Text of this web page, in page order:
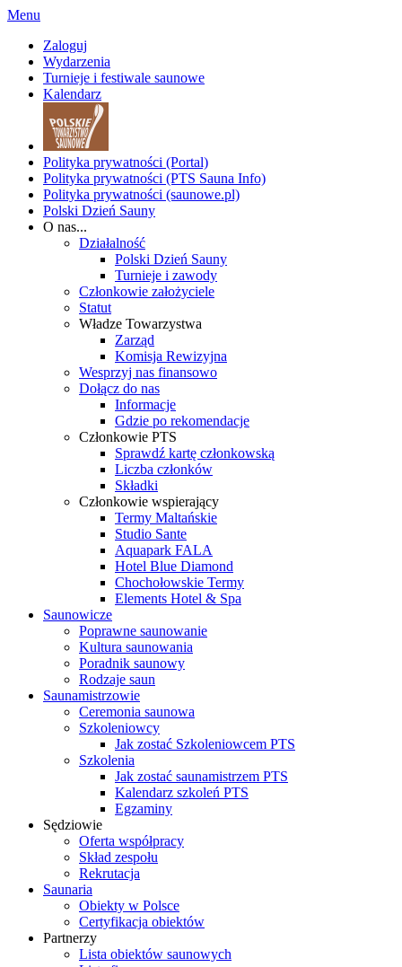
Menu
Zaloguj
Wydarzenia
Turnieje i festiwale saunowe
Kalendarz
Polityka prywatności (Portal)
Polityka prywatności (PTS Sauna Info)
Polityka prywatności (saunowe.pl)
Polski Dzień Sauny
O nas...
Działalność
Polski Dzień Sauny
Turnieje i zawody
Członkowie założyciele
Statut
Władze Towarzystwa
Zarząd
Komisja Rewizyjna
Wesprzyj nas finansowo
Dołącz do nas
Informacje
Gdzie po rekomendacje
Członkowie PTS
Sprawdź kartę członkowską
Liczba członków
Składki
Członkowie wspierający
Termy Maltańskie
Studio Sante
Aquapark FALA
Hotel Blue Diamond
Chochołowskie Termy
Elements Hotel & Spa
Saunowicze
Poprawne saunowanie
Kultura saunowania
Poradnik saunowy
Rodzaje saun
Saunamistrzowie
Ceremonia saunowa
Szkoleniowcy
Jak zostać Szkoleniowcem PTS
Szkolenia
Jak zostać saunamistrzem PTS
Kalendarz szkoleń PTS
Egzaminy
Sędziowie
Oferta współpracy
Skład zespołu
Rekrutacja
Saunaria
Obiekty w Polsce
Certyfikacja obiektów
Partnerzy
Lista obiektów saunowych